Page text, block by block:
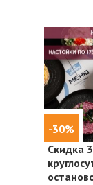
-30%
Скидка